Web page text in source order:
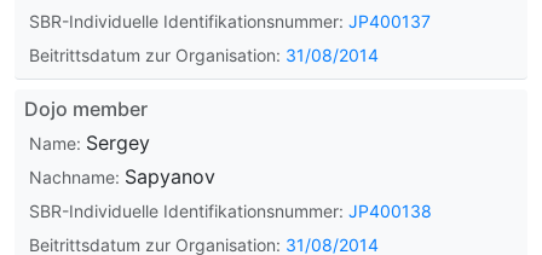
SBR-Individuelle Identifikationsnummer: JP400137
Beitrittsdatum zur Organisation: 31/08/2014
Dojo member
Name: Sergey
Nachname: Sapyanov
SBR-Individuelle Identifikationsnummer: JP400138
Beitrittsdatum zur Organisation: 31/08/2014